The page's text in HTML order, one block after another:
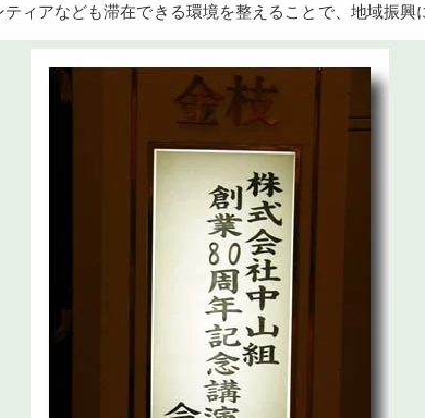
ティアなども滞在できる環境を整えることで、地域振